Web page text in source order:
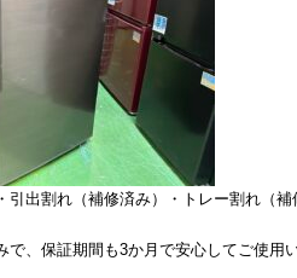
出割れ（補修済み）・トレー割れ（
で、保証期間も3か月で安心してご使用